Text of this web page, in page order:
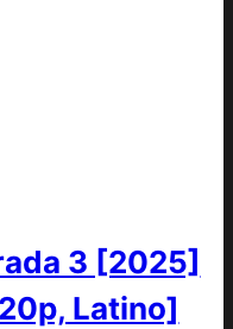
3 [2025]
Latino]